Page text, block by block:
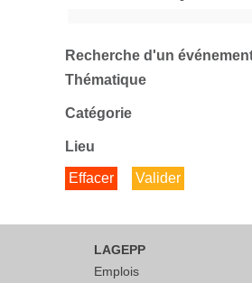
Recherche d'un
Thématique
Catégorie
Lieu
LAGEPP
Emplois